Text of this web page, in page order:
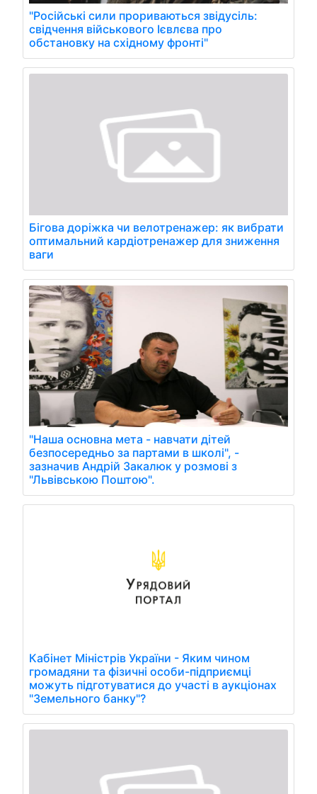
"Російські сили прориваються звідусіль:
свідчення військового Ієвлєва про
обстановку на східному фронті"
Бігова доріжка чи велотренажер: як вибрати
оптимальний кардіотренажер для зниження
ваги
"Наша основна мета - навчати дітей
безпосередньо за партами в школі", -
зазначив Андрій Закалюк у розмові з
"Львівською Поштою".
Кабінет Міністрів України - Яким чином
громадяни та фізичні особи-підприємці
можуть підготуватися до участі в аукціонах
"Земельного банку"?